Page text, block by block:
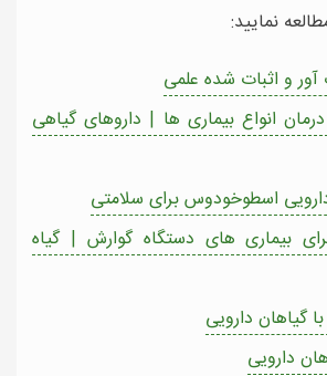
نمایید:
انواع بیماری ها | داروهای گیاهی
اسطوخودوس برای سلامتی
بیماری های دستگاه گوارش | گیاه
گیاهان دارویی
دارویی